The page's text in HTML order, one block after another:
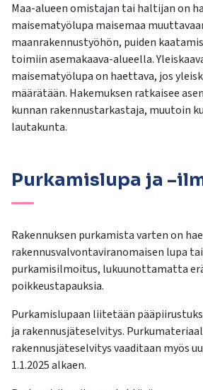
Maa-alueen omistajan tai haltijan on
maisematyölupa maisemaa
maanrakennustyöhön, puiden
toimiin asemakaava-alueella.
maisematyölupa on haettava, jos
määrätään. Hakemuksen ratkaisee
kunnan rakennustarkastaja, muutoin
lautakunta.
Purkamislupa ja
Rakennuksen purkamista varten on
rakennusvalvontaviranomaisen lupa
purkamisilmoitus, lukuunottamatta
poikkeustapauksia.
Purkamislupaan liitetään
ja rakennusjäteselvitys.
rakennusjäteselvitys vaaditaan myös
1.1.2025 alkaen.